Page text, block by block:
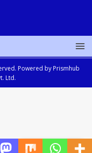
Powered by Prismhub
Ltd.
Translate »